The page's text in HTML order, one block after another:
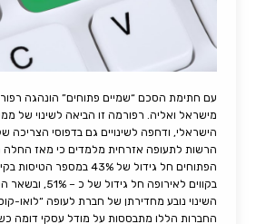
עם חתימת הסכם “שמיים פתוחים” הונהגה
מישראל ואליה. רפורמה זו הביאה לשינוי של
הישראלי, ודחפה לשינויים גם בדפוסי הצריכה
הרשות לתעופה אזרחית מלמדים כי מאז החלה
השינוי נובע מחדירתן של חברת לעופה “לואו-
החברות הללו מתבססות על מודל עסקי דומה